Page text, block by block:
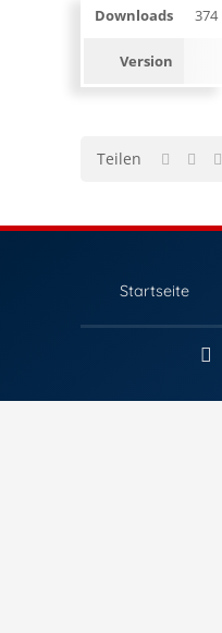
Downloads 374
Version
Teilen
Startseite